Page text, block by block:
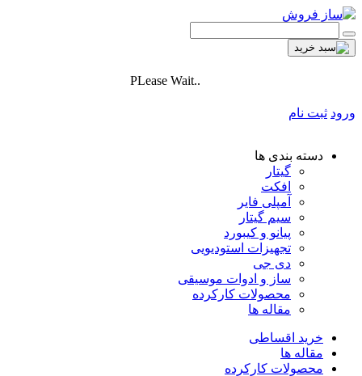
PLease Wait..
ورود ثبت نام
دسته بندی ها
گیتار
افکت
آمپلی فایر
سیم گیتار
پیانو و کیبورد
تجهیزات استودیویی
دی جی
ساز و ادوات موسیقی
محصولات کارکرده
مقاله ها
خرید اقساطی
مقاله ها
محصولات کارکرده